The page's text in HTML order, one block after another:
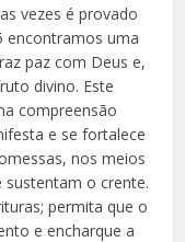
vezes é provado
encontramos uma
paz com Deus e,
divino. Este
compreensão
e se fortalece
nos meios
sustentam o crente.
permita que o
e encharque a